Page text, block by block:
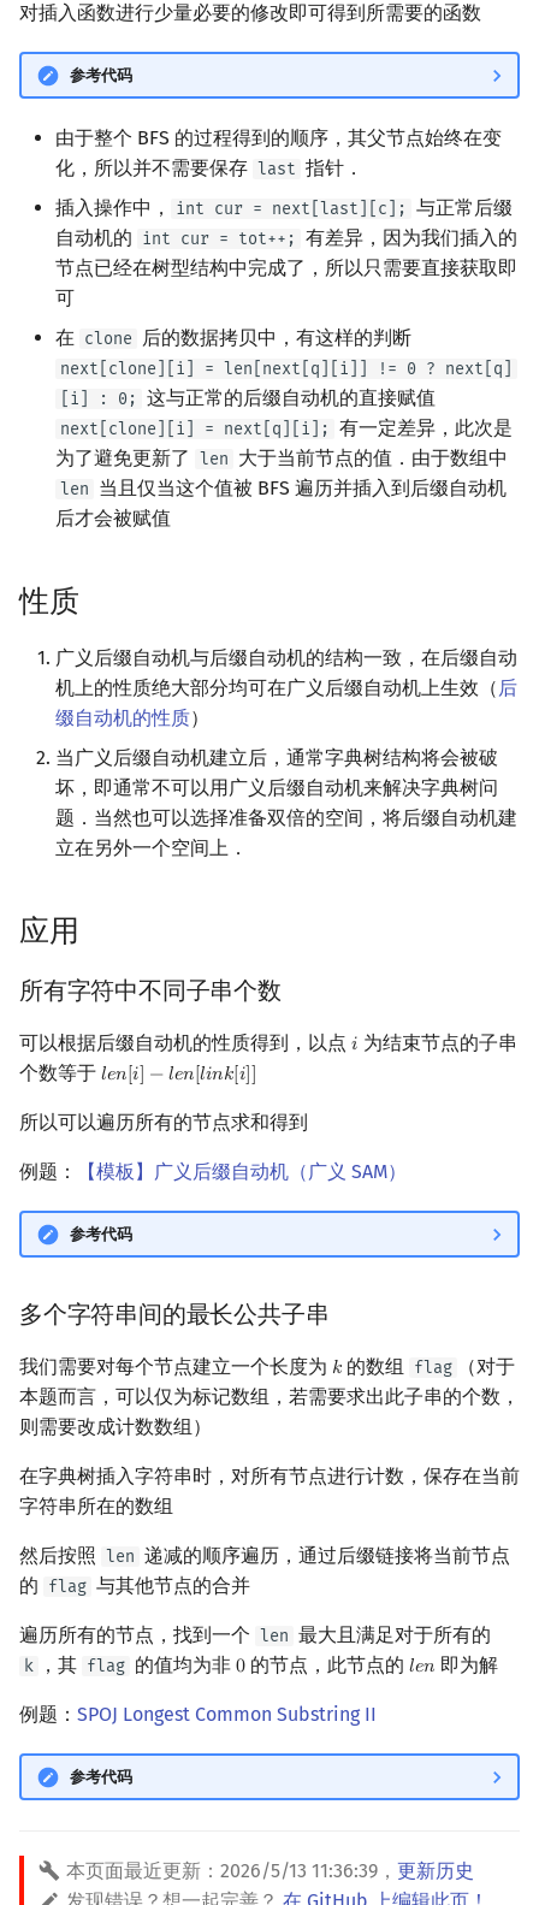
对插入函数进行少量必要的修改即可得到所需要的函数
参考代码
由于整个 BFS 的过程得到的顺序，其父节点始终在变
化，所以并不需要保存 last 指针．
插入操作中，
int cur = next[last][c];
与正常后缀
自动机的 int cur = tot++;
有差异，因为我们插入的
节点已经在树型结构中完成了，所以只需要直接获取即
可
在 clone 后的数据拷贝中，有这样的判断
next[clone][i] = len[next[q][i]] != 0 ? next[q]
[i] : 0;
这与正常的后缀自动机的直接赋值
next[clone][i] = next[q][i];
有一定差异，此次是
为了避免更新了 len 大于当前节点的值．由于数组中
len 当且仅当这个值被 BFS 遍历并插入到后缀自动机
后才会被赋值
性质
广义后缀自动机与后缀自动机的结构一致，在后缀自动
机上的性质绝大部分均可在广义后缀自动机上生效（ 后
缀自动机的性质）
当广义后缀自动机建立后，通常字典树结构将会被破
坏，即通常不可以用广义后缀自动机来解决字典树问
题．当然也可以选择准备双倍的空间，将后缀自动机建
立在另外一个空间上．
应用
所有字符中不同子串个数
可以根据后缀自动机的性质得到，以点 𝑖
i 为结束节点的子串
个数等于 𝑙𝑒𝑛[𝑖] −𝑙𝑒𝑛[𝑙𝑖𝑛𝑘[𝑖]]
len[i] −len[link[i]]
所以可以遍历所有的节点求和得到
例题： 【模板】广义后缀自动机（广义 SAM）
参考代码
多个字符串间的最长公共子串
我们需要对每个节点建立一个长度为 𝑘
k 的数组 flag
（对于
本题而言，可以仅为标记数组，若需要求出此子串的个数，
则需要改成计数数组）
在字典树插入字符串时，对所有节点进行计数，保存在当前
字符串所在的数组
然后按照 len 递减的顺序遍历，通过后缀链接将当前节点
的 flag 与其他节点的合并
遍历所有的节点，找到一个 len 最大且满足对于所有的
k ，其 flag 的值均为非 0
0 的节点，此节点的 𝑙𝑒𝑛
len 即为解
例题： SPOJ Longest Common Substring II
参考代码
本页面最近更新： 2026/5/13 11:36:39 ， 更新历史